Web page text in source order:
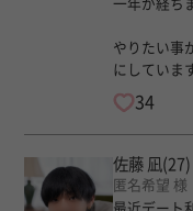
一年が経ち
やりたい事
にしていま
34
佐藤 凪 (27)
匿名希望
最近デート